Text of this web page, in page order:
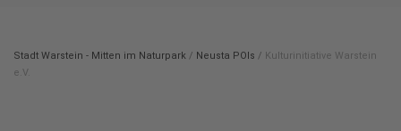
Stadt Warstein - Mitten im Naturpark / Neusta POIs / Kulturinitiative Warstein
e.V.